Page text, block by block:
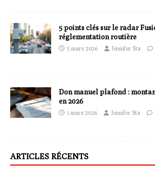
5 points clés sur le radar
réglementation routière
5 mars 2026 Jennifer Sta
Don manuel plafond :
en 2026
1 mars 2026 Jennifer Sta
ARTICLES RÉCENTS